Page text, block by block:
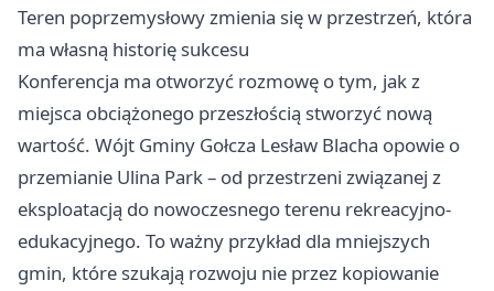
Teren poprzemysłowy zmienia się w przestrzeń, która
ma własną historię sukcesu
Konferencja ma otworzyć rozmowę o tym, jak z
miejsca obciążonego przeszłością stworzyć nową
wartość. Wójt Gminy Gołcza Lesław Blacha opowie o
przemianie Ulina Park – od przestrzeni związanej z
eksploatacją do nowoczesnego terenu rekreacyjno-
edukacyjnego. To ważny przykład dla mniejszych
gmin, które szukają rozwoju nie przez kopiowanie